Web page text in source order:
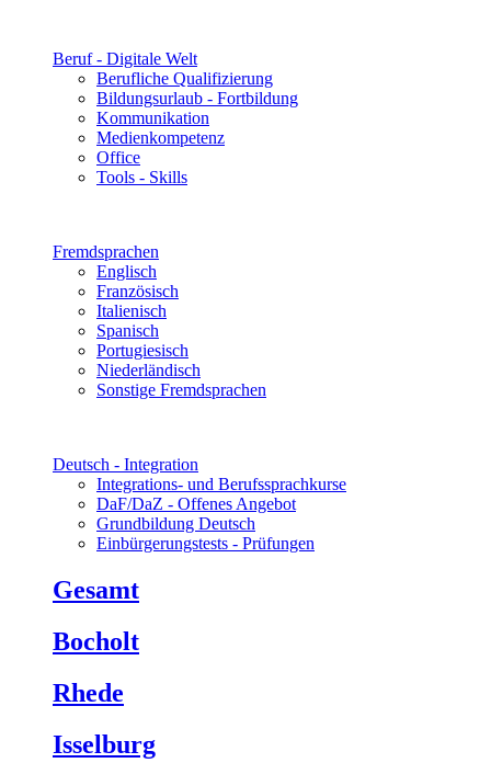
Beruf - Digitale Welt
Berufliche Qualifizierung
Bildungsurlaub - Fortbildung
Kommunikation
Medienkompetenz
Office
Tools - Skills
Fremdsprachen
Englisch
Französisch
Italienisch
Spanisch
Portugiesisch
Niederländisch
Sonstige Fremdsprachen
Deutsch - Integration
Integrations- und Berufssprachkurse
DaF/DaZ - Offenes Angebot
Grundbildung Deutsch
Einbürgerungstests - Prüfungen
Gesamt
Bocholt
Rhede
Isselburg